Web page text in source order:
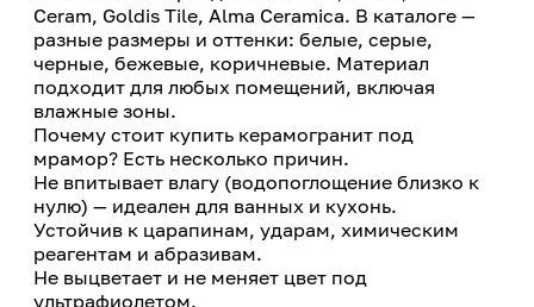
Ceram, Goldis Tile, Alma Ceramica. В каталоге —
разные размеры и оттенки: белые, серые,
черные, бежевые, коричневые. Материал
подходит для любых помещений, включая
влажные зоны.
Почему стоит купить керамогранит под
мрамор? Есть несколько причин.
Не впитывает влагу (водопоглощение близко к
нулю) — идеален для ванных и кухонь.
Устойчив к царапинам, ударам, химическим
реагентам и абразивам.
Не выцветает и не меняет цвет под
ультрафиолетом.